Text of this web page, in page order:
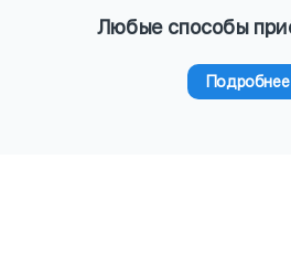
Любые способы
Подробнее